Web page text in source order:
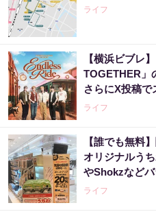
ライフ
【横浜ビブレ
TOGETHER」
さらにX投稿
ライフ
【誰でも無料
オリジナルう
やShokzなどバ
ライフ